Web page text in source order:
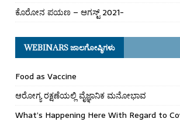
ಕೊರೋನ ಪಯಣ – ಆಗಸ್ಟ್ 2021-
WEBINARS ಜಾಲಗೋಷ್ಠಿಗಳು
Food as Vaccine
ಆರೋಗ್ಯ ರಕ್ಷಣೆಯಲ್ಲಿ ವೈಜ್ಞಾನಿಕ ಮನೋಭಾವ
What’s Happening Here With Regard to